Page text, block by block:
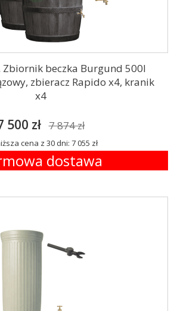
Zbiornik beczka Burgund 500l
zbieracz Rapido x4, kranik
x4
500 zł 7 874 zł
cena z 30 dni: 7 055 zł
dostawa